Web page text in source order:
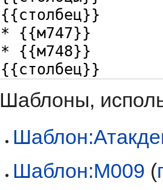
Шаблоны,
Шаблон:М009 (